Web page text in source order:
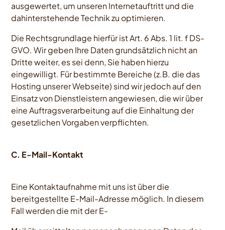
ausgewertet, um unseren Internetauftritt und die
dahinterstehende Technik zu optimieren.
Die Rechtsgrundlage hierfür ist Art. 6 Abs. 1 lit. f DS-
GVO. Wir geben Ihre Daten grundsätzlich nicht an
Dritte weiter, es sei denn, Sie haben hierzu
eingewilligt. Für bestimmte Bereiche (z.B. die das
Hosting unserer Webseite) sind wir jedoch auf den
Einsatz von Dienstleistern angewiesen, die wir über
eine Auftragsverarbeitung auf die Einhaltung der
gesetzlichen Vorgaben verpflichten.
C. E-Mail-Kontakt
Eine Kontaktaufnahme mit uns ist über die
bereitgestellte E-Mail-Adresse möglich. In diesem
Fall werden die mit der E-